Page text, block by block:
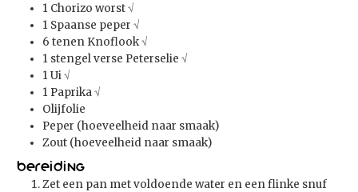
1 Chorizo worst√
1 Spaanse peper √
6 tenen Knoflook√
1 stengelverse Peterselie √
1Ui√
1 Paprika√
Olijfolie
Peper (hoeveelheid naar smaak)
Zout (hoeveelheid naar smaak)
Bereiding
Zet een pan met voldoende water en een flinke snuf